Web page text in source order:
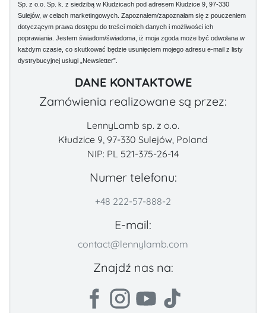
Sp. z o.o. Sp. k. z siedzibą w Kłudzicach pod adresem Kłudzice 9, 97-330
Sulejów, w celach marketingowych. Zapoznałem/zapoznałam się z pouczeniem
dotyczącym prawa dostępu do treści moich danych i możliwości ich
poprawiania. Jestem świadom/świadoma, iż moja zgoda może być odwołana w
każdym czasie, co skutkować będzie usunięciem mojego adresu e-mail z listy
dystrybucyjnej usługi „Newsletter”.
DANE KONTAKTOWE
Zamówienia realizowane są przez:
LennyLamb sp. z o.o.
Kłudzice 9, 97-330 Sulejów, Poland
NIP: PL 521-375-26-14
Numer telefonu:
+48 222-57-888-2
E-mail:
contact@lennylamb.com
Znajdź nas na: